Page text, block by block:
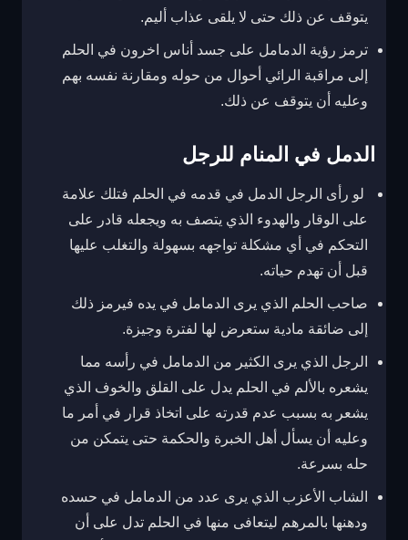
يتوقف عن ذلك حتى لا يلقى عذاب أليم.
ترمز رؤية الدمامل على جسد أناس اخرون في الحلم
إلى مراقبة الرائي أحوال من حوله ومقارنة نفسه بهم
وعليه أن يتوقف عن ذلك.
الدمل في المنام للرجل
لو رأى الرجل الدمل في قدمه في الحلم فتلك علامة
على الوقار والهدوء الذي يتصف به ويجعله قادر على
التحكم في أي مشكلة تواجهه بسهولة والتغلب عليها
قبل أن تهدم حياته.
صاحب الحلم الذي يرى الدمامل في يده فيرمز ذلك
إلى ضائقة مادية ستعرض لها لفترة وجيزة.
الرجل الذي يرى الكثير من الدمامل في رأسه مما
يشعره بالألم في الحلم يدل على القلق والخوف الذي
يشعر به بسبب عدم قدرته على اتخاذ قرار في أمر ما
وعليه أن يسأل أهل الخبرة والحكمة حتى يتمكن من
حله بسرعة.
الشاب الأعزب الذي يرى عدد من الدمامل في حسده
ودهنها بالمرهم ليتعافى منها في الحلم تدل على أن